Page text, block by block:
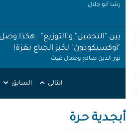
بين "التحميل" و"التوزيع".. هكذا وصل
عاملات نظافة في الظل.. لا حقوق ولا
إجازات!
عبد الله التركماني ورشا فرحات
التالي السابق
أبجـدية حـرة